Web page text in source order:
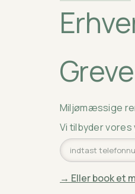
Greve
Miljømæssige
Vi tilbyder
→ Eller book et